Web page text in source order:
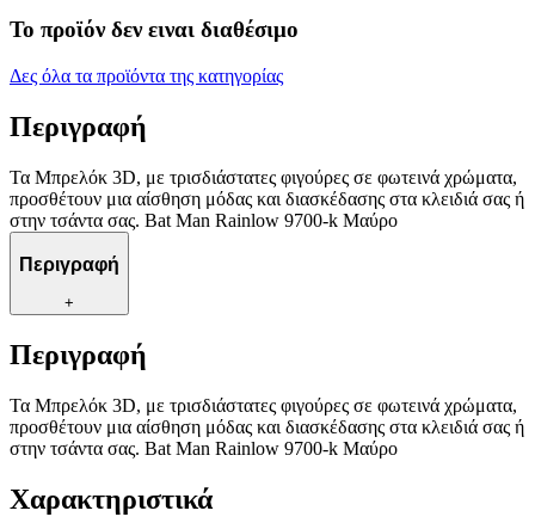
Το προϊόν δεν ειναι διαθέσιμο
Δες όλα τα προϊόντα της κατηγορίας
Περιγραφή
Τα Μπρελόκ 3D, με τρισδιάστατες φιγούρες σε φωτεινά χρώματα,
προσθέτουν μια αίσθηση μόδας και διασκέδασης στα κλειδιά σας ή
στην τσάντα σας. Bat Man Rainlow 9700-k Μαύρο
Περιγραφή
+
Περιγραφή
Τα Μπρελόκ 3D, με τρισδιάστατες φιγούρες σε φωτεινά χρώματα,
προσθέτουν μια αίσθηση μόδας και διασκέδασης στα κλειδιά σας ή
στην τσάντα σας. Bat Man Rainlow 9700-k Μαύρο
Χαρακτηριστικά